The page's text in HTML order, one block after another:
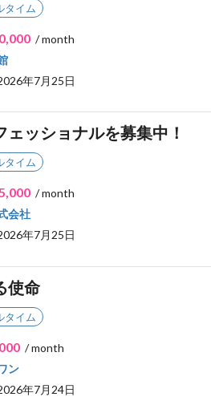
タイム
/ month
年7月25日
ッショナルを募集中！
タイム
/ month
会社
年7月25日
使命
タイム
/ month
ン
年7月24日